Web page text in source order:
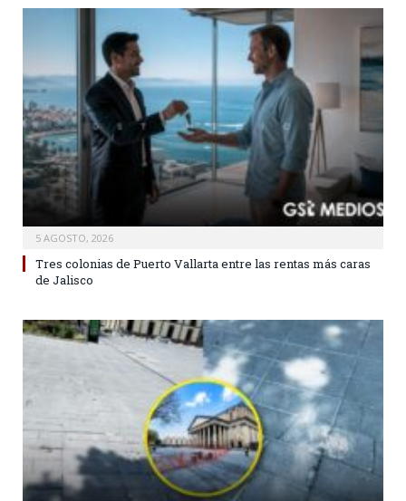
5 AGOSTO, 2026
Tres colonias de Puerto Vallarta entre las rentas más caras
de Jalisco